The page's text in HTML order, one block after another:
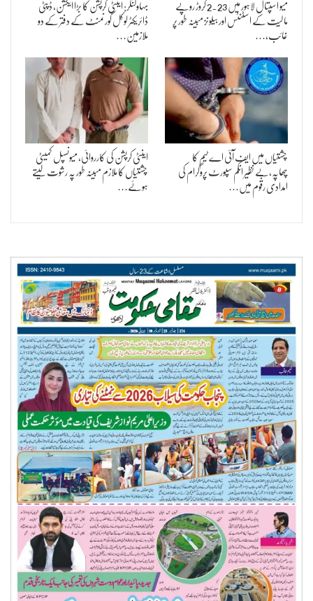
میو اسپتال لاہور میں 2.23 کروڑ روپے
مالیت کے اسٹنٹس اور بیلونز مبینہ طور پر
غائب،…
بہاولنگر: اینٹی کرپشن کا بڑا ایکشن، ڈپٹی
ڈائریکٹر لوکل گورنمنٹ کے دفتر کے دو
ملازمین…
چشتیاں میں ایف آئی اے ٹیم کا
چھاپہ،بے نظیر انکم سپورٹ پروگرام کی
امدادی رقوم میں…
اینٹی کرپشن کی کارروائی، میونسپل کمیٹی
چشتیاں کا ملازم مبینہ طور پہ رشوت لیتے
ہوئے…